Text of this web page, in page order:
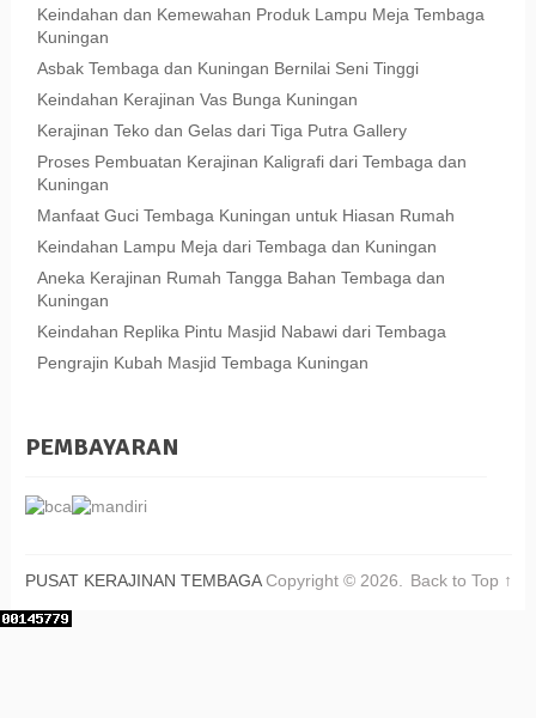
Keindahan dan Kemewahan Produk Lampu Meja Tembaga
Kuningan
Asbak Tembaga dan Kuningan Bernilai Seni Tinggi
Keindahan Kerajinan Vas Bunga Kuningan
Kerajinan Teko dan Gelas dari Tiga Putra Gallery
Proses Pembuatan Kerajinan Kaligrafi dari Tembaga dan
Kuningan
Manfaat Guci Tembaga Kuningan untuk Hiasan Rumah
Keindahan Lampu Meja dari Tembaga dan Kuningan
Aneka Kerajinan Rumah Tangga Bahan Tembaga dan
Kuningan
Keindahan Replika Pintu Masjid Nabawi dari Tembaga
Pengrajin Kubah Masjid Tembaga Kuningan
PEMBAYARAN
PUSAT KERAJINAN TEMBAGACopyright © 2026. Back to Top ↑